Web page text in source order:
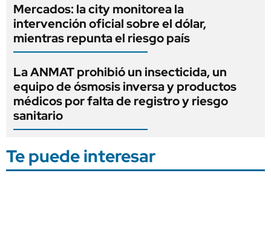
Mercados: la city monitorea la
intervención oficial sobre el dólar,
mientras repunta el riesgo país
La ANMAT prohibió un insecticida, un
equipo de ósmosis inversa y productos
médicos por falta de registro y riesgo
sanitario
Te puede interesar